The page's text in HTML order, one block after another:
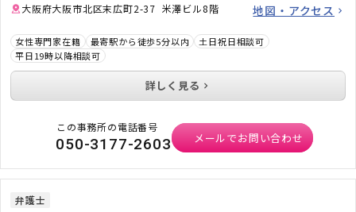
大阪府大阪市北区末広町2-37 米澤ビル8階 地図・アクセス
女性専門家在籍 最寄駅から徒歩5分以内
土日祝日相談可
平日19時以降相談可
詳しく見る
この事務所の電話番号
050-3177-2603 メールでお問い合わせ
弁護士